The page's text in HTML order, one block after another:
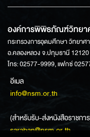
องค์การพิพิธภัณฑ์วิทยา
กระทรวงการอุดมศึกษา วิทยาศ
อ.คลองหลวง จ.ปทุมธานี 12120
โทร: 02577-9999, แฟกซ์
อีเมล
info@nsm.or.th
(สำหรับรับ-ส่งหนังสือราชกา
saraban@nsm.or.th